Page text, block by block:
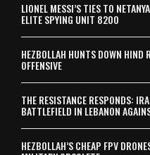
LIONEL MESSI’S TIES TO
ELITE SPYING UNIT 8200
HEZBOLLAH HUNTS DOWN HIND
OFFENSIVE
THE RESISTANCE RESPONDS:
BATTLEFIELD IN LEBANON
HEZBOLLAH’S CHEAP FPV